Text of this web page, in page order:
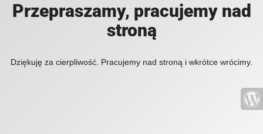
Przepraszamy, pracujemy nad
stroną
Dziękuję za cierpliwość. Pracujemy nad stroną i wkrótce wrócimy.